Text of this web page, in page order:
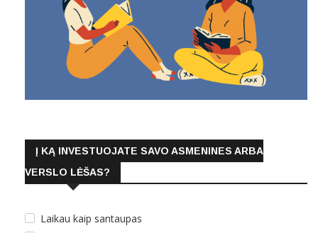
Į KĄ INVESTUOJATE SAVO ASMENINES ARBA
VERSLO LĖŠAS?
Laikau kaip santaupas